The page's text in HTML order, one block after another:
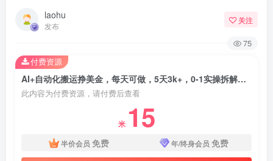
laohu
发布
关注
75
AI+自动化搬运挣美金，每天可做，5天3k+，0-1实操拆解【揭秘】
此内容为付费资源，请付费后查看
米 15
半价会员 免费 年/终身会员 免费
付费资源